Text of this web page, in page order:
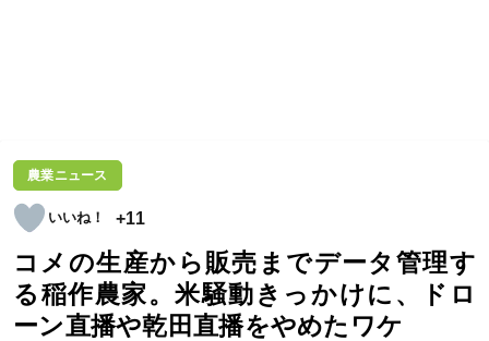
農業ニュース
+11
コメの生産から販売までデータ管理す
る稲作農家。米騒動きっかけに、ドロ
ーン直播や乾田直播をやめたワケ